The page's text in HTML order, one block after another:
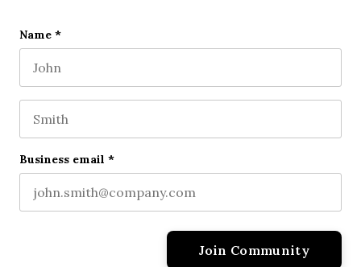
URL
This field is for validation purposes and should be
Name*
Business email *